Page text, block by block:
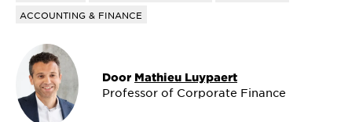
ACCOUNTING & FINANCE
Door Mathieu Luypaert
Professor of Corporate Finance